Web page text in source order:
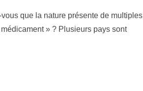
que la nature présente de multiples
» ? Plusieurs pays sont